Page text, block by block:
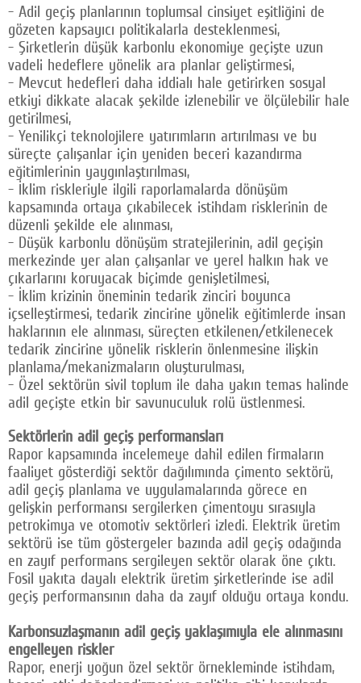
- Adil geçiş planlarının toplumsal cinsiyet eşitliğini de
gözeten kapsayıcı politikalarla desteklenmesi,
- Şirketlerin düşük karbonlu ekonomiye geçişte uzun
vadeli hedeflere yönelik ara planlar geliştirmesi,
- Mevcut hedefleri daha iddialı hale getirirken sosyal
etkiyi dikkate alacak şekilde izlenebilir ve ölçülebilir hale
getirilmesi,
- Yenilikçi teknolojilere yatırımların artırılması ve bu
süreçte çalışanlar için yeniden beceri kazandırma
eğitimlerinin yaygınlaştırılması,
- İklim riskleriyle ilgili raporlamalarda dönüşüm
kapsamında ortaya çıkabilecek istihdam risklerinin de
düzenli şekilde ele alınması,
- Düşük karbonlu dönüşüm stratejilerinin, adil geçişin
merkezinde yer alan çalışanlar ve yerel halkın hak ve
çıkarlarını koruyacak biçimde genişletilmesi,
- İklim krizinin öneminin tedarik zinciri boyunca
içselleştirmesi, tedarik zincirine yönelik eğitimlerde insan
haklarının ele alınması, süreçten etkilenen/etkilenecek
tedarik zincirine yönelik risklerin önlenmesine ilişkin
planlama/mekanizmaların oluşturulması,
- Özel sektörün sivil toplum ile daha yakın temas halinde
adil geçişte etkin bir savunuculuk rolü üstlenmesi.
Sektörlerin adil geçiş performansları
Rapor kapsamında incelemeye dahil edilen firmaların
faaliyet gösterdiği sektör dağılımında çimento sektörü,
adil geçiş planlama ve uygulamalarında görece en
gelişkin performansı sergilerken çimentoyu sırasıyla
petrokimya ve otomotiv sektörleri izledi. Elektrik üretim
sektörü ise tüm göstergeler bazında adil geçiş odağında
en zayıf performans sergileyen sektör olarak öne çıktı.
Fosil yakıta dayalı elektrik üretim şirketlerinde ise adil
geçiş performansının daha da zayıf olduğu ortaya kondu.
Karbonsuzlaşmanın adil geçiş yaklaşımıyla ele alınmasını
engelleyen riskler
Rapor, enerji yoğun özel sektör örnekleminde istihdam,